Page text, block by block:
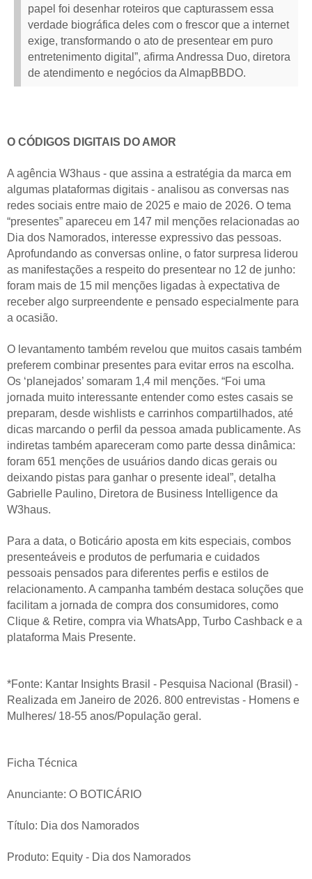
papel foi desenhar roteiros que capturassem essa
verdade biográfica deles com o frescor que a internet
exige, transformando o ato de presentear em puro
entretenimento digital”, afirma Andressa Duo, diretora
de atendimento e negócios da AlmapBBDO.
O CÓDIGOS DIGITAIS DO AMOR
A agência W3haus - que assina a estratégia da marca em
algumas plataformas digitais - analisou as conversas nas
redes sociais entre maio de 2025 e maio de 2026. O tema
“presentes” apareceu em 147 mil menções relacionadas ao
Dia dos Namorados, interesse expressivo das pessoas.
Aprofundando as conversas online, o fator surpresa liderou
as manifestações a respeito do presentear no 12 de junho:
foram mais de 15 mil menções ligadas à expectativa de
receber algo surpreendente e pensado especialmente para
a ocasião.
O levantamento também revelou que muitos casais também
preferem combinar presentes para evitar erros na escolha.
Os ‘planejados’ somaram 1,4 mil menções. “Foi uma
jornada muito interessante entender como estes casais se
preparam, desde wishlists e carrinhos compartilhados, até
dicas marcando o perfil da pessoa amada publicamente. As
indiretas também apareceram como parte dessa dinâmica:
foram 651 menções de usuários dando dicas gerais ou
deixando pistas para ganhar o presente ideal”, detalha
Gabrielle Paulino, Diretora de Business Intelligence da
W3haus.
Para a data, o Boticário aposta em kits especiais, combos
presenteáveis e produtos de perfumaria e cuidados
pessoais pensados para diferentes perfis e estilos de
relacionamento. A campanha também destaca soluções que
facilitam a jornada de compra dos consumidores, como
Clique & Retire, compra via WhatsApp, Turbo Cashback e a
plataforma Mais Presente.
*Fonte: Kantar Insights Brasil - Pesquisa Nacional (Brasil) -
Realizada em Janeiro de 2026. 800 entrevistas - Homens e
Mulheres/ 18-55 anos/População geral.
Ficha Técnica
Anunciante: O BOTICÁRIO
Título: Dia dos Namorados
Produto: Equity - Dia dos Namorados